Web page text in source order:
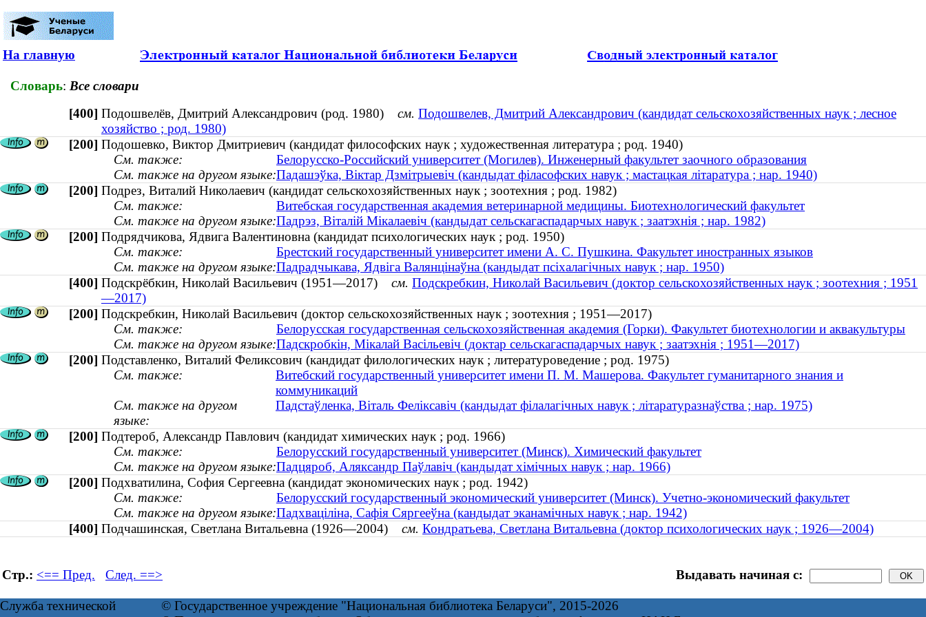
На главную
Словарь: Все словари
[400] Подошвелёв, Дмитрий Александрович (род. 1980) см. Подошвелев, Дмитрий Александрович (кандидат сельскохозяйственных наук ; лесное
хозяйство ; род. 1980)
[200] Подошевко, Виктор Дмитриевич (кандидат философских наук ; художественная литература ; род. 1940)
См. также:
Белорусско-Российский университет (Могилев). Инженерный факультет заочного образования
См. также на другом языке:Падашэўка, Віктар Дзмітрыевіч (кандыдат філасофских навук ; мастацкая літаратура ; нар. 1940)
[200] Подрез, Виталий Николаевич (кандидат сельскохозяйственных наук ; зоотехния ; род. 1982)
См. также:
Витебская государственная академия ветеринарной медицины. Биотехнологический факультет
См. также на другом языке:Падрэз, Віталій Мікалаевіч (кандыдат сельскагаспадарчых навук ; заатэхнія ; нар. 1982)
[200] Подрядчикова, Ядвига Валентиновна (кандидат психологических наук ; род. 1950)
См. также:
Брестский государственный университет имени А. С. Пушкина. Факультет иностранных языков
См. также на другом языке:Падрадчыкава, Ядвіга Валянцінаўна (кандыдат псіхалагічных навук ; нар. 1950)
[400] Подскрёбкин, Николай Васильевич (1951—2017) см. Подскребкин, Николай Васильевич (доктор сельскохозяйственных наук ; зоотехния ; 1951
—2017)
[200] Подскребкин, Николай Васильевич (доктор сельскохозяйственных наук ; зоотехния ; 1951—2017)
См. также:
Белорусская государственная сельскохозяйственная академия (Горки). Факультет биотехнологии и аквакультуры
См. также на другом языке:Падскробкін, Мікалай Васільевіч (доктар сельскагаспадарчых навук ; заатэхнія ; 1951—2017)
[200] Подставленко, Виталий Феликсович (кандидат филологических наук ; литературоведение ; род. 1975)
См. также:
Витебский государственный университет имени П. М. Машерова. Факультет гуманитарного знания и
коммуникаций
См. также на другом
языке:
Падстаўленка, Віталь Феліксавіч (кандыдат філалагічных навук ; літаратуразнаўства ; нар. 1975)
[200] Подтероб, Александр Павлович (кандидат химических наук ; род. 1966)
См. также:
Белорусский государственный университет (Минск). Химический факультет
См. также на другом языке:Падцяроб, Аляксандр Паўлавіч (кандыдат хімічных навук ; нар. 1966)
[200] Подхватилина, София Сергеевна (кандидат экономических наук ; род. 1942)
См. также:
Белорусский государственный экономический университет (Минск). Учетно-экономический факультет
См. также на другом языке:Падхваціліна, Сафія Сяргееўна (кандыдат эканамічных навук ; нар. 1942)
[400] Подчашинская, Светлана Витальевна (1926—2004) см. Кондратьева, Светлана Витальевна (доктор психологических наук ; 1926—2004)
Стр.: <== Пред. След. ==> Выдавать начиная с:
Служба технической
© Государственное учреждение "Национальная библиотека Беларуси", 2015-2026